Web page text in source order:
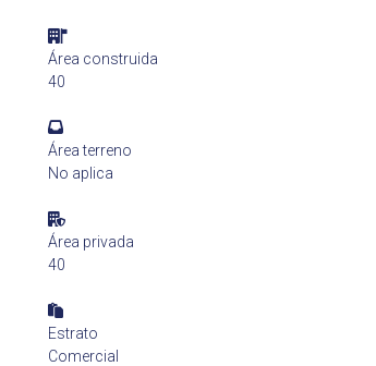
Área construida
40
Área terreno
No aplica
Área privada
40
Estrato
Comercial